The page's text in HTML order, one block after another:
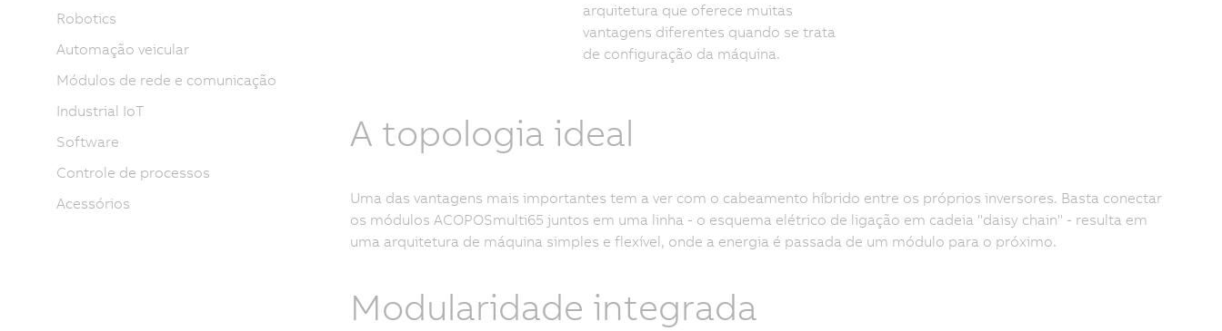
arquitetura que oferece muitas
vantagens diferentes quando se trata
de configuração da máquina.
A topologia ideal
Uma das vantagens mais importantes tem a ver com o cabeamento híbrido entre os próprios inversores. Basta conectar
os módulos ACOPOSmulti65 juntos em uma linha - o esquema elétrico de ligação em cadeia "daisy chain" - resulta em
uma arquitetura de máquina simples e flexível, onde a energia é passada de um módulo para o próximo.
Modularidade integrada
Robotics
Automação veicular
Módulos de rede e comunicação
Industrial IoT
Software
Controle de processos
Acessórios